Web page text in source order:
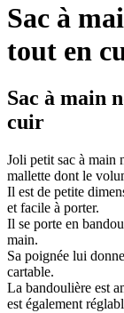
Sac à
tout en
Sac à main
cuir
Joli petit sac à main
mallette dont le
Il est de petite
et facile à porter.
Il se porte en
main.
Sa poignée lui
cartable.
La bandoulière est
est également